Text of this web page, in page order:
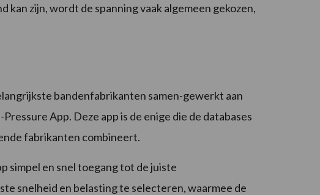
zijn, wordt de spanning vaak algemeen gekozen,
bandenfabrikanten samen-gewerkt aan
App. Deze app is de enige die de databases
fabrikanten combineert.
simpel en snel toegang tot de juiste
snelheid en belasting te selecteren, waarmee de